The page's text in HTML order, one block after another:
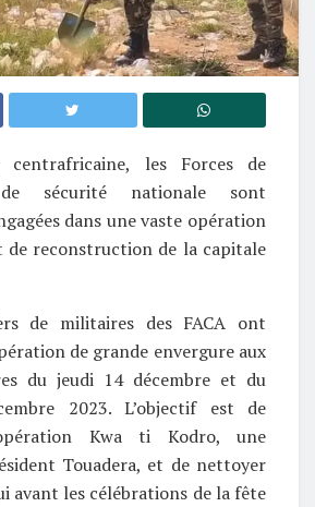
centrafricaine, les Forces de
sécurité nationale sont
dans une vaste opération
de reconstruction de la capitale
de militaires des FACA ont
de grande envergure aux
du jeudi 14 décembre et du
2023. L’objectif est de
Kwa ti Kodro, une
Touadera, et de nettoyer
avant les célébrations de la fête